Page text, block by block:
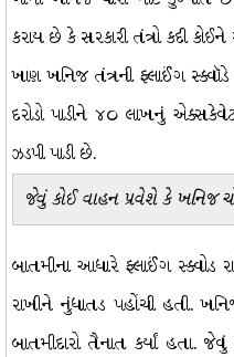
કરાય છે કે સરકારી તંત્રો કદી
ખાણ ખનિજ તંત્રની ફ્લાઈંગ
દરોડો પાડીને ૪૦ લાખનું
ઝડપી પાડી છે.
જેવું કોઈ વાહન પ્રવેશે કે ખનિજ
બાતમીના આધારે ફ્લાઈંગ સ્ક્વોડ
રાખીને નુંધાતડ પહોંચી હતી.
બાતમીદારો તૈનાત કર્યાં હતા.